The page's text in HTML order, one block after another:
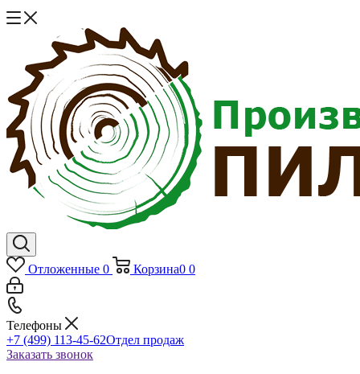
Отложенные 0 Корзина0 0
Телефоны
+7 (499) 113-45-62Отдел продаж
Заказать звонок